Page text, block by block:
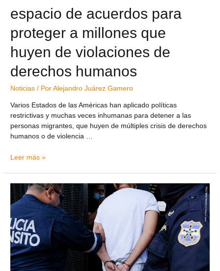
espacio de acuerdos para
proteger a millones que
huyen de violaciones de
derechos humanos
Noticias / PorAlejandro Juárez Gamero
Varios Estados de las Américas han aplicado políticas
restrictivas y muchas veces inhumanas para detener a las
personas migrantes, que huyen de múltiples crisis de derechos
humanos o de violencia …
Leer más »